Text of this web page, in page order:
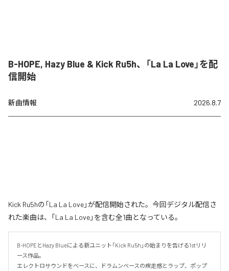
B-HOPE, Hazy Blue & Kick Ru5h、「La La Love」を配
信開始
新曲情報 2026.8.7
Kick Ru5hの「La La Love」が配信開始された。今回デジタル配信さ
れた楽曲は、「La La Love」を含む全1曲となっている。
B-HOPEとHazy Blueによる新ユニット「Kick Ru5h」の始まりを告げる1stリリ
ース作品。
エレクトロサウンドをベースに、ドラムンベースの疾走感とラップ、ポップ